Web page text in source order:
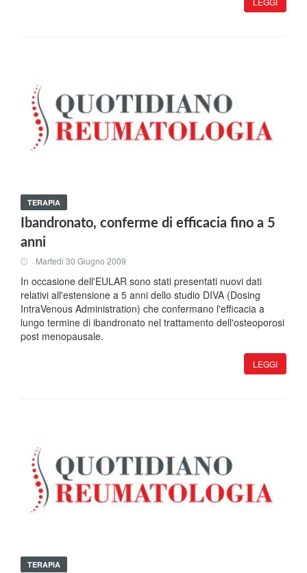
TERAPIA
Ibandronato, conferme di efficacia fino a 5
anni
Martedi 30 Giugno 2009
In occasione dell'EULAR sono stati presentati nuovi dati
relativi all'estensione a 5 anni dello studio DIVA (Dosing
IntraVenous Administration) che confermano l'efficacia a
lungo termine di ibandronato nel trattamento dell'osteoporosi
post menopausale.
LEGGI
TERAPIA